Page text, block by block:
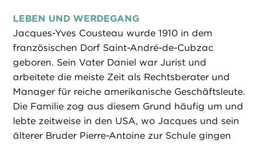
LEBEN UND WERDEGANG
Jacques-Yves Cousteau wurde 1910 in dem
französischen Dorf Saint-André-de-Cubzac
geboren. Sein Vater Daniel war Jurist und
arbeitete die meiste Zeit als Rechtsberater und
Manager für reiche amerikanische Geschäftsleute.
Die Familie zog aus diesem Grund häufig um und
lebte zeitweise in den USA, wo Jacques und sein
älterer Bruder Pierre-Antoine zur Schule gingen